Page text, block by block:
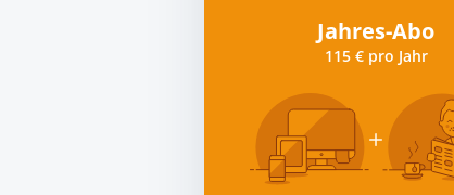
Jahres-Abo
115 € pro Jahr